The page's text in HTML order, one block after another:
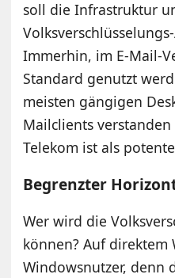
soll die Infrastruktur
Immerhin, im E-Mail-
Standard genutzt
meisten gängigen
Mailclients
Telekom ist als
Begrenzter
Wer wird die
können? Auf direktem
Windowsnutzer, denn